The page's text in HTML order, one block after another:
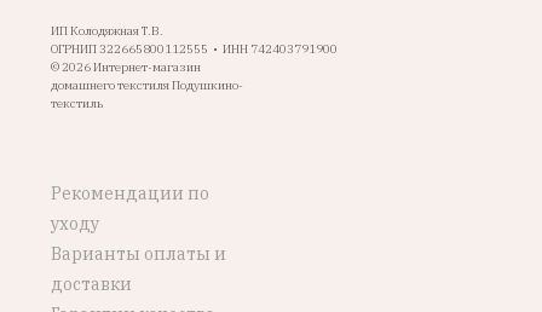
ИП Колодяжная Т.В.
ОГРНИП 322665800112555 • ИНН 742403791900
© 2026 Интернет-магазин
домашнего текстиля Подушкино-
текстиль
Рекомендации по
уходу
Варианты оплаты и
доставки